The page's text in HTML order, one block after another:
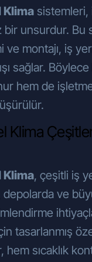
Klima sistemleri,
bir unsurdur. Bu
ve montajı, iş
sağlar. Böylece
hem de
Klima
Klima, çeşitli iş
depolarda ve
tasarlanmış
hem sıcaklık
VE TİC.A.Ş.
Plastikçiler OSB.
91. sokak No:3/
– Kocaeli
262 751 43 47 pbx